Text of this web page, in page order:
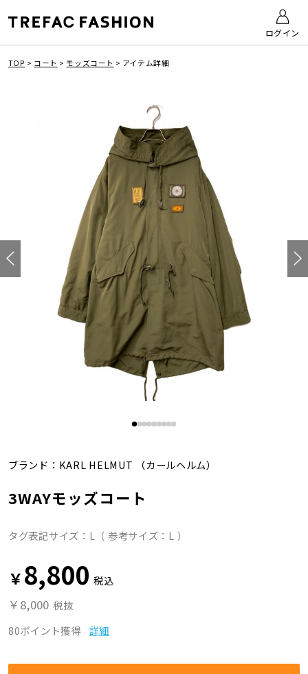
ログイン
TOP > コート > モッズコート > アイテム詳細
ブランド： KARL HELMUT （カールヘルム）
3WAYモッズコート
タグ表記サイズ：L（ 参考サイズ：L ）
￥8,800 税込
￥8,000 税抜
80ポイント獲得
詳細